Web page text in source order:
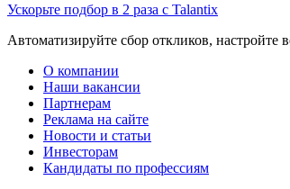
Ускорьте подбор в 2 раза с Talantix
Автоматизируйте сбор откликов, настройте
О компании
Наши вакансии
Партнерам
Реклама на сайте
Новости и статьи
Инвесторам
Кандидаты по профессиям